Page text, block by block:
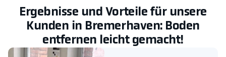
Ergebnisse und Vorteile für unsere
Kunden in Bremerhaven: Boden
entfernen leicht gemacht!